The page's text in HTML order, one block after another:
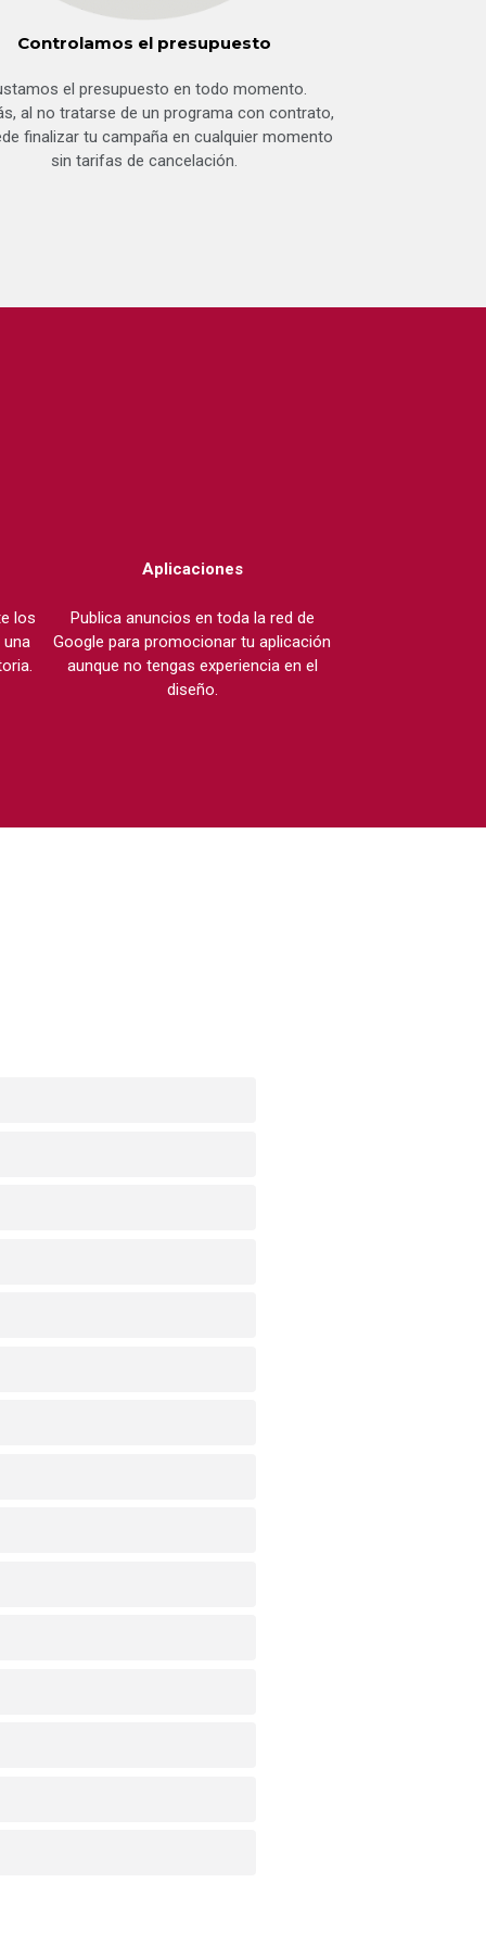
Controlamos el presupuesto
el presupuesto en todo momento.
al no tratarse de un programa con contrato,
finalizar tu campaña en cualquier momento
sin tarifas de cancelación.
los
una
Aplicaciones
Publica anuncios en toda la red de
Google para promocionar tu aplicación
aunque no tengas experiencia en el
diseño.